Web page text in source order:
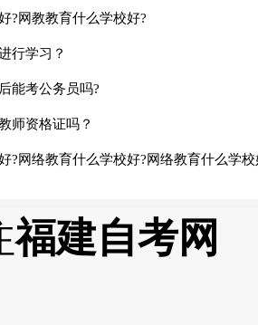
?网教教育什么学校好?
行学习？
能考公务员吗?
师资格证吗？
?网络教育什么学校好?网络教育什么学
福建自考网